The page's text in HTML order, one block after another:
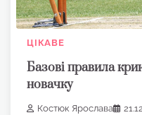
ЦІКАВЕ
Базові правила
новачку
Костюк Ярослава